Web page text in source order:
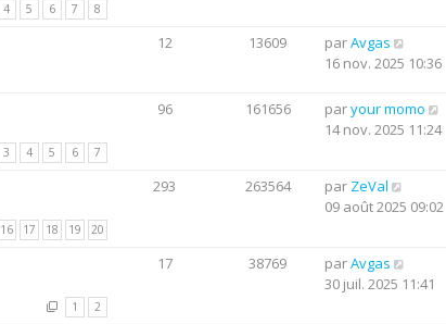
4 5 6 7 8
12 13609 parAvgas
16 nov. 2025 10:36
3 4 5 6 7
96 161656 paryour momo
14 nov. 2025 11:24
16 17 18 19 20
293 263564 par ZeVal
09 août 2025 09:02
1 2
17 38769 parAvgas
30 juil. 2025 11:41